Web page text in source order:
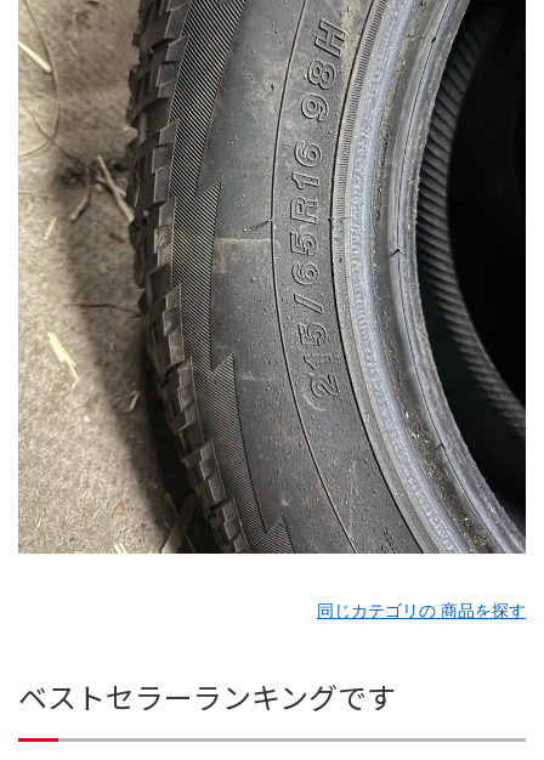
同じカテゴリの 商品を探す
ベストセラーランキングです